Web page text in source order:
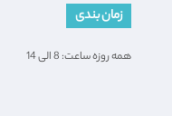
زمان بندی
همه روزه ساعت: 8 الی 14